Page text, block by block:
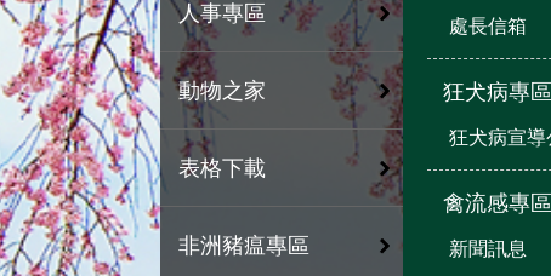
人事專區
動物之家
表格下載
非洲豬瘟專區
處長信箱
狂犬病專區
狂犬病宣導
禽流感專區
新聞訊息